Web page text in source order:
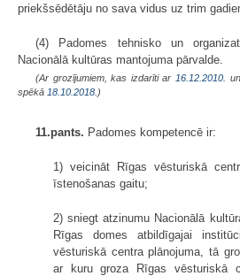
priekšsēdētāju no sava vidus uz trim
(4) Padomes tehnisko un
Nacionālā kultūras mantojuma pārvalde.
(Ar grozījumiem, kas izdarīti ar 16.12.2010.
spēkā 18.10.2018. )
11.pants. Padomes kompetencē ir:
1) veicināt Rīgas vēsturiskā
īstenošanas gaitu;
2) sniegt atzinumu Nacionālā
Rīgas domes atbildīgajai
vēsturiskā centra plānojuma, tā
ar kuru groza Rīgas vēsturiskā